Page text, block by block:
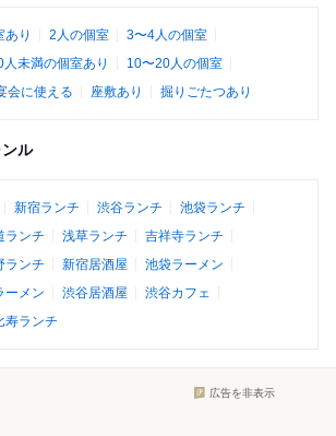
あり 2人の個室
3〜4人の個室
人未満の個室あり
10〜20人の個室
会に使える 座敷あり 掘りごたつあり
ル
新宿ランチ 渋谷ランチ
池袋ランチ
ランチ 浅草ランチ
吉祥寺ランチ
ランチ 新宿居酒屋
池袋ラーメン
ーメン 渋谷居酒屋
渋谷カフェ
寿ランチ
広告を非表示